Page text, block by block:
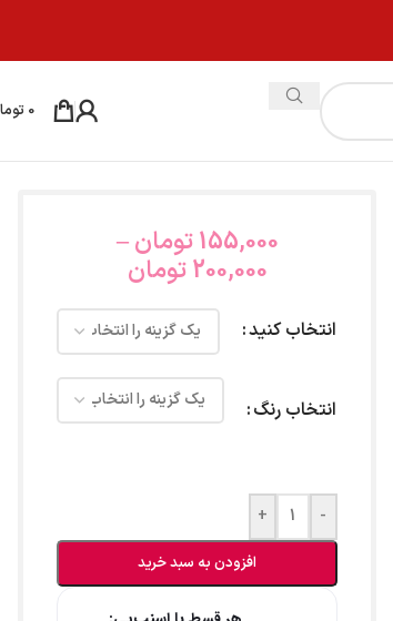
0
155,000تومان–
200,000تومان
انتخاب کنید
انتخاب رنگ
-
+
افزودن به سبد خرید